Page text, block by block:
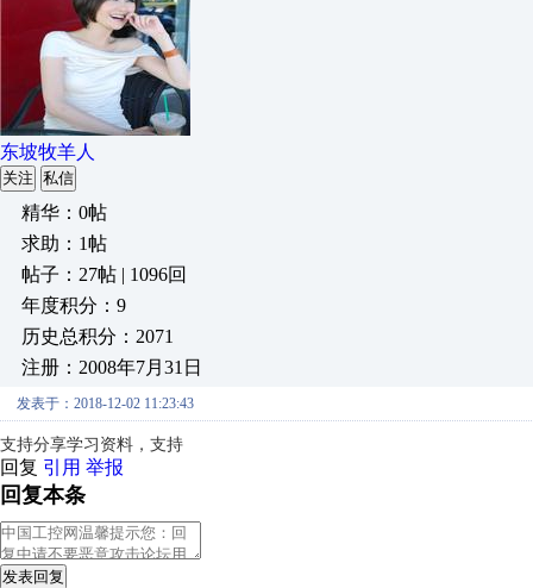
东坡牧羊人
关注 私信
精华：0帖
求助：1帖
帖子：27帖 | 1096回
年度积分：9
历史总积分：2071
注册：2008年7月31日
发表于：2018-12-02 11:23:43
支持分享学习资料，支持
回复 引用 举报
回复本条
发表回复